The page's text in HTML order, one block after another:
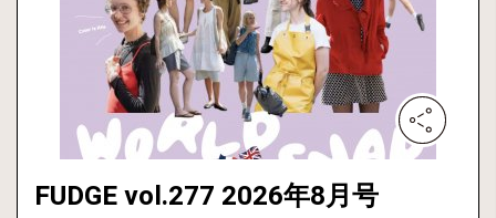
FUDGE vol.277 2026年8月号